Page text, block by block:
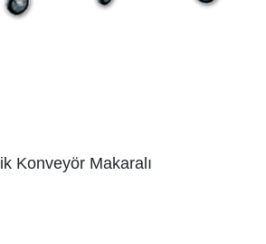
Konveyör Makaralı